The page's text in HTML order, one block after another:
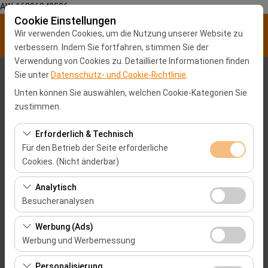
AW-16896840596
Cookie Einstellungen
Wir verwenden Cookies, um die Nutzung unserer Website zu
verbessern. Indem Sie fortfahren, stimmen Sie der
Verwendung von Cookies zu. Detaillierte Informationen finden
Sie unter Datenschutz- und Cookie-Richtlinie
Unten können Sie auswählen, welchen Cookie-Kategorien Sie
zustimmen.
Erforderlich & Technisch
Für den Betrieb der Seite erforderliche
Cookies. (Nicht änderbar)
Diese Cookies sind für das ordnungsgemäße
Funktionieren der Website, die Sicherheit, die
Sitzungsverwaltung und grundlegende Funktionen
erforderlich. Sie können nicht deaktiviert werden.
Analytisch
Besucheranalysen
Diese Cookies ermöglichen es uns, zu analysieren, wie
unsere Website genutzt wird (Besucherzahl,
meistbesuchte Seiten, Nutzerverhalten). Diese Daten
werden verwendet, um die Leistung der Website zu
Werbung (Ads)
Werbung und Werbemessung
Diese Cookies ermöglichen es uns, Ihnen auf Ihre
Abholstation
Malatya Stadtzentrum
Eine andere Rückgabestation auswählen
Abholdatum & Zeit
Rückgabedatum & Zeit